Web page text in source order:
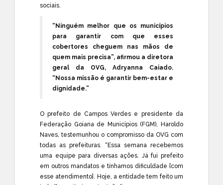
sociais.
“Ninguém melhor que os municípios
para garantir com que esses
cobertores cheguem nas mãos de
quem mais precisa”, afirmou a diretora
geral da OVG, Adryanna Caiado.
“Nossa missão é garantir bem-estar e
dignidade.”
O prefeito de Campos Verdes e presidente da
Federação Goiana de Municípios (FGM), Haroldo
Naves, testemunhou o compromisso da OVG com
todas as prefeituras. “Essa semana recebemos
uma equipe para diversas ações. Já fui prefeito
em outros mandatos e tínhamos dificuldade [com
esse atendimento]. Hoje, a entidade tem feito um